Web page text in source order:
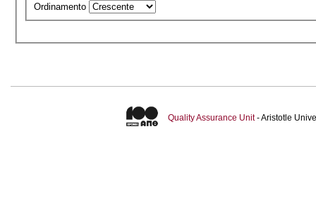
Ordinamento
Quality Assurance Unit- Aristotle